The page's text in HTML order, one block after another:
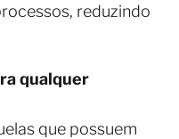
reduzindo
qualquer
que possuem